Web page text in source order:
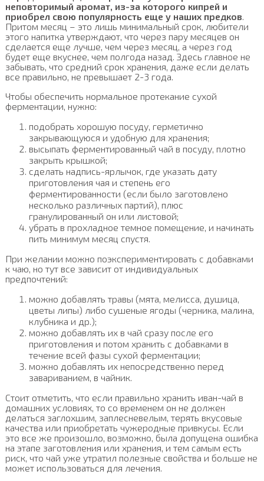
неповторимый аромат, из-за которого кипрей и
приобрел свою популярность еще у наших предков.
Притом месяц – это лишь минимальный срок, любители
этого напитка утверждают, что через пару месяцев он
сделается еще лучше, чем через месяц, а через год
будет еще вкуснее, чем полгода назад. Здесь главное не
забывать, что средний срок хранения, даже если делать
все правильно, не превышает 2-3 года.
Чтобы обеспечить нормальное протекание сухой
ферментации, нужно:
подобрать хорошую посуду, герметично
закрывающуюся и удобную для хранения;
высыпать ферментированный чай в посуду, плотно
закрыть крышкой;
сделать надпись-ярлычок, где указать дату
приготовления чая и степень его
ферментированности (если было заготовлено
несколько различных партий), плюс
гранулированный он или листовой;
убрать в прохладное темное помещение, и начинать
пить минимум месяц спустя.
При желании можно поэкспериментировать с добавками
к чаю, но тут все зависит от индивидуальных
предпочтений:
можно добавлять травы (мята, мелисса, душица,
цветы липы) либо сушеные ягоды (черника, малина,
клубника и др.);
можно добавлять их в чай сразу после его
приготовления и потом хранить с добавками в
течение всей фазы сухой ферментации;
можно добавлять их непосредственно перед
завариванием, в чайник.
Стоит отметить, что если правильно хранить иван-чай в
домашних условиях, то со временем он не должен
делаться заглохшим, заплесневелым, терять вкусовые
качества или приобретать чужеродные привкусы. Если
это все же произошло, возможно, была допущена ошибка
на этапе заготовления или хранения, и тем самым есть
риск, что чай уже утратил полезные свойства и больше не
может использоваться для лечения.